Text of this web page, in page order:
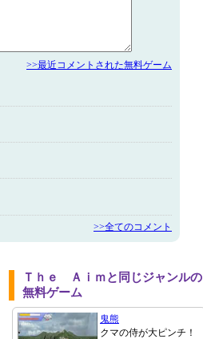
>>最近コメントされた無料ゲーム
>>全てのコメント
Ｔｈｅ Ａｉｍと同じジャンルの
無料ゲーム
鬼熊
クマの侍が大ピンチ！